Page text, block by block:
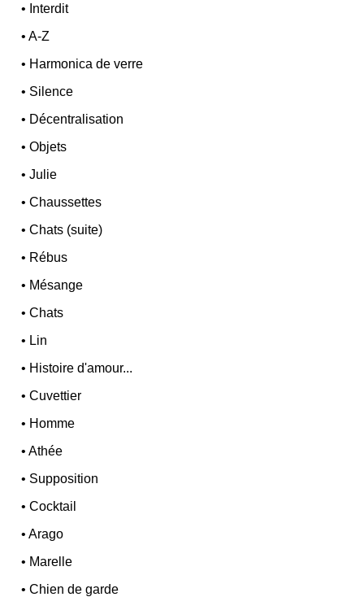
• Interdit
•A-Z
• Harmonica de verre
• Silence
• Décentralisation
•Objets
•Julie
•Chaussettes
•Chats (suite)
• Rébus
• Mésange
•Chats
• Lin
• Histoire d'amour...
•Cuvettier
• Homme
•Athée
• Supposition
•Cocktail
•Arago
• Marelle
•Chien de garde